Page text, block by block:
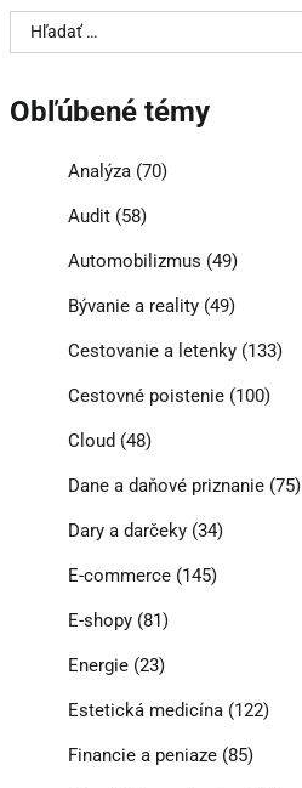
Hľadať:
Obľúbené témy
Analýza(70)
Audit(58)
Automobilizmus (49)
Bývanie a reality(49)
Cestovanie a letenky(133)
Cestovné poistenie(100)
Cloud (48)
Dane a daňové priznanie(75)
Dary a darčeky(34)
E-commerce(145)
E-shopy(81)
Energie(23)
Estetická medicína(122)
Financie a peniaze(85)